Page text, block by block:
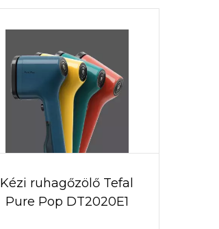
Kézi ruhagőzölő Tefal
Pure Pop DT2020E1